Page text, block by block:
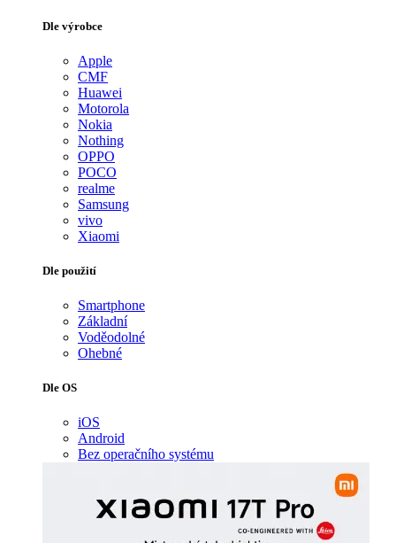
Dle výrobce
Apple
CMF
Huawei
Motorola
Nokia
Nothing
OPPO
POCO
realme
Samsung
vivo
Xiaomi
Dle použití
Smartphone
Základní
Voděodolné
Ohebné
Dle OS
iOS
Android
Bez operačního systému